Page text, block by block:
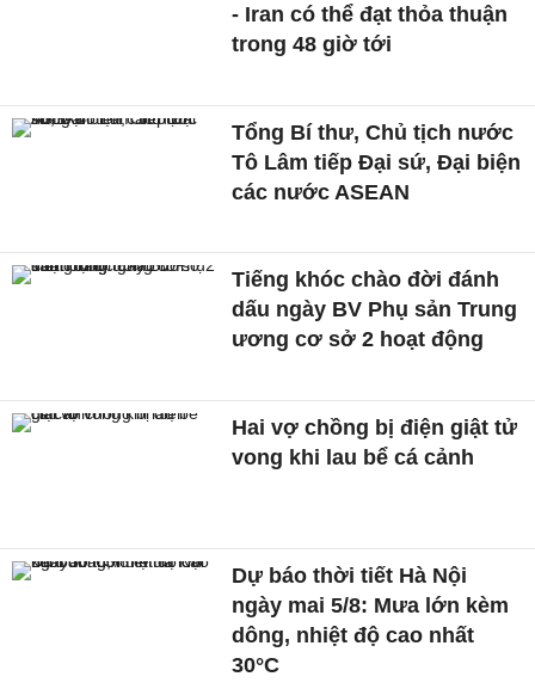
- Iran có thể đạt thỏa thuận
trong 48 giờ tới
Tổng Bí thư, Chủ tịch nước
Tô Lâm tiếp Đại sứ, Đại biện
các nước ASEAN
Tiếng khóc chào đời đánh
dấu ngày BV Phụ sản Trung
ương cơ sở 2 hoạt động
Hai vợ chồng bị điện giật tử
vong khi lau bể cá cảnh
Dự báo thời tiết Hà Nội
ngày mai 5/8: Mưa lớn kèm
dông, nhiệt độ cao nhất
30°C